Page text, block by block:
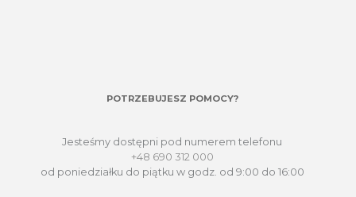
POTRZEBUJESZ POMOCY?
Jesteśmy dostępni pod numerem telefonu
+48 690 312 000
od poniedziałku do piątku w godz. od 9:00 do 16:00